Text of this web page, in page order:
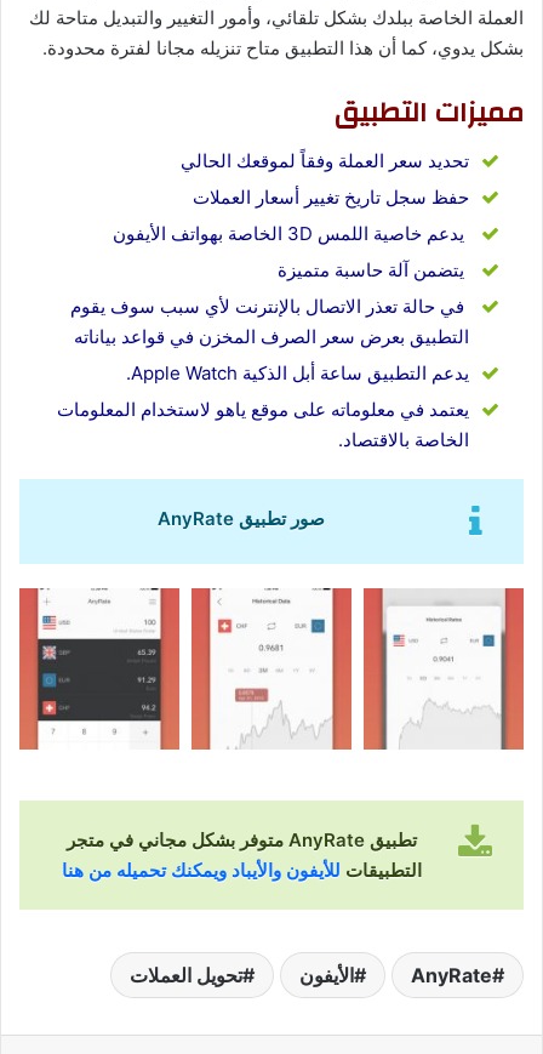
العملة الخاصة ببلدك بشكل تلقائي، وأمور التغيير والتبديل متاحة لك
بشكل يدوي، كما أن هذا التطبيق متاح تنزيله مجانا لفترة محدودة.
مميزات التطبيق
تحديد سعر العملة وفقاً لموقعك الحالي
حفظ سجل تاريخ تغيير أسعار العملات
يدعم خاصية اللمس 3D الخاصة بهواتف الأيفون
يتضمن آلة حاسبة متميزة
في حالة تعذر الاتصال بالإنترنت لأي سبب سوف يقوم
التطبيق بعرض سعر الصرف المخزن في قواعد بياناته
يدعم التطبيق ساعة أبل الذكية Apple Watch.
يعتمد في معلوماته على موقع ياهو لاستخدام المعلومات
الخاصة بالاقتصاد.
صور تطبيق AnyRate
تطبيق AnyRate متوفر بشكل مجاني في متجر
التطبيقات للأيفون والأيباد ويمكنك تحميله من هنا
AnyRate الأيفون تحويل العملات